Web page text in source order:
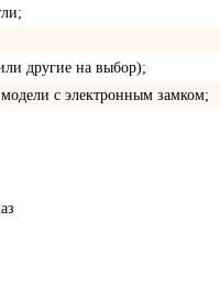
другие на выбор);
с электронным замком;